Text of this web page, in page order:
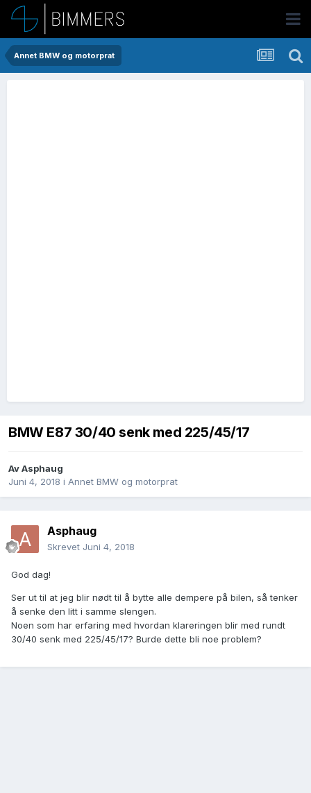
Annet BMW og motorprat
BMW E87 30/40 senk med 225/45/17
AvAsphaug
Juni 4, 2018 i Annet BMW og motorprat
Asphaug
Skrevet Juni 4, 2018
God dag!
Ser ut til at jeg blir nødt til å bytte alle dempere på bilen, så tenker
å senke den litt i samme slengen.
Noen som har erfaring med hvordan klareringen blir med rundt
30/40 senk med 225/45/17? Burde dette bli noe problem?